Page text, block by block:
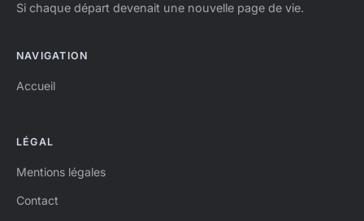
Si chaque départ devenait une nouvelle page de vie.
NAVIGATION
Accueil
LÉGAL
Mentions légales
Contact